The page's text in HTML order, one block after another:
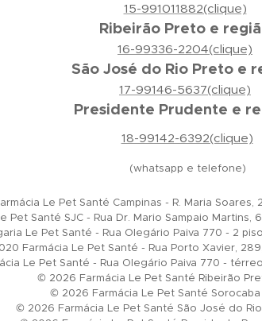
15-991011882(clique)
Ribeirão Preto e
16-99336-2204(clique)
São José do Rio Preto e
17-99146-5637(clique)
Presidente Prudente e
18-99142-6392(clique)
(whatsapp e telefone)
Le Pet Santé Campinas - R. Maria Soares,
Pet Santé SJC - Rua Dr. Mario Sampaio Martins,
Le Pet Santé - Rua Olegário Paiva 770 - 2
Farmácia Le Pet Santé - Rua Porto Xavier,
Le Pet Santé - Rua Olegário Paiva 770 -
© 2026 Farmácia Le Pet Santé Ribeirão
© 2026 Farmácia Le Pet Santé
© 2026 Farmácia Le Pet Santé São José do